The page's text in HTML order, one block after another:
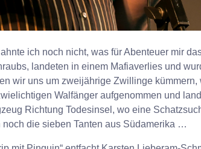
ich noch nicht, was für Abenteuer mir
landeten in einem Mafiaverlies und
wir uns um zweijährige Zwillinge kümmern,
Walfänger aufgenommen und
Richtung Todesinsel, wo eine
die sieben Tanten aus Südamerika …